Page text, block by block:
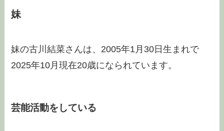
妹
妹の古川結菜さんは、2005年1月30日生まれで
2025年10月現在20歳になられています。
芸能活動をしている